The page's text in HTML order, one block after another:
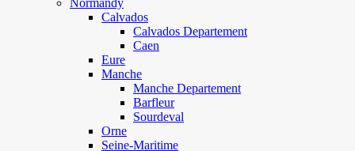
Normandy
Calvados
Calvados Departement
Caen
Eure
Manche
Manche Departement
Barfleur
Sourdeval
Orne
Seine-Maritime